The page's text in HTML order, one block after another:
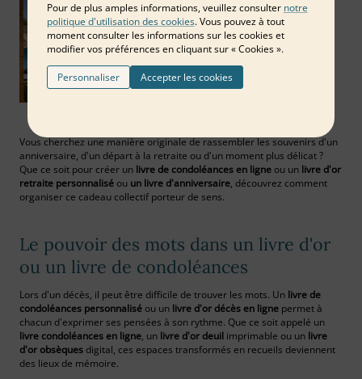
Vous cherchez une manière originale de rassembler les souvenirs d'un
anniversaire, d'un départ à la retraite ou d'un moment plus délicat ?
Que ce soit pour créer un livre de condoléances en ligne ou un livre d'or
retraite personnalisé ou un livre d'anniversaire, découvrez comment
organiser ce cadeau collectif porteur de sens.
Le pouvoir des mots dans un livre d'or
ou un livre de condoléances
Lors d'un décès, il peut être difficile de trouver les mots. Un livre de
condoléances personnalisé ou un livre d'or décès en ligne permet à
chacun d'exprimer ses pensées à son rythme. Que ce soit appelé un
livre condoléances en ligne, un livre d'or deuil imprimable ou un livre
d'or obsèques digital, ces espaces transformés en recueils deviennent
des lieux de mémoire.
Pour de plus amples informations, veuillez consulter notre
politique d'utilisation des cookies. Vous pouvez à tout
moment consulter les informations sur les cookies et
modifier vos préférences en cliquant sur « Cookies ».
Personnaliser Accepter les cookies